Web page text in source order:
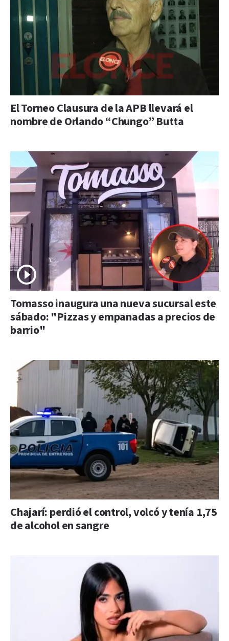
El Torneo Clausura de la APB llevará el
nombre de Orlando “Chungo” Butta
Tomasso inaugura una nueva sucursal este
sábado: "Pizzas y empanadas a precios de
barrio"
Chajarí: perdió el control, volcó y tenía 1,75
de alcohol en sangre